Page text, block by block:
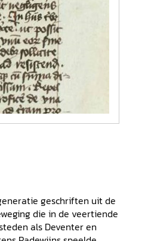
geschriften uit de
die in de veertiende
als Deventer en